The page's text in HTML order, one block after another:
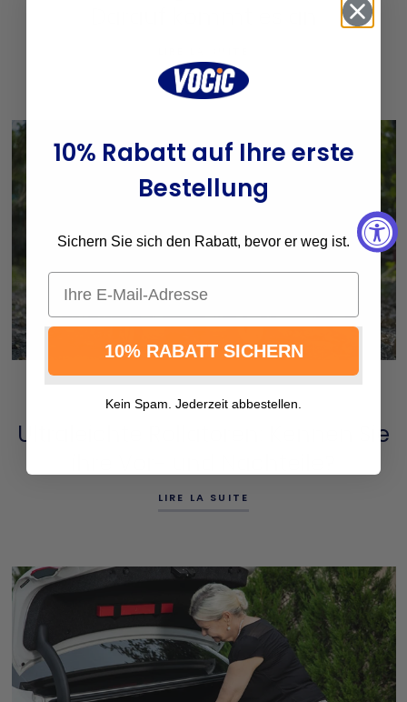
DECEMBER 02 2024
Ultraleichte Rollatoren: Kennen Sie
LIRE LA SUITE
10% Rabatt auf Ihre erste
Bestellung
Sichern Sie sich den Rabatt, bevor er weg ist.
Email
10% RABATT SICHERN
Kein Spam. Jederzeit abbestellen.